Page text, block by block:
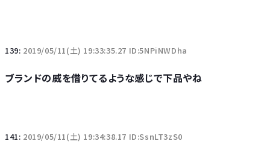
139: 2019/05/11(土) 19:33:35.27 ID:5NPiNWDha
ブランドの威を借りてるような感じで下品やね
141: 2019/05/11(土) 19:34:38.17 ID:SsnLT3zS0